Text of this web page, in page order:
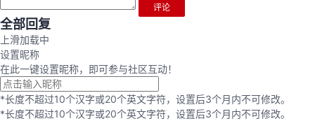
评论
全部回复
上滑加载中
设置昵称
在此一键设置昵称，即可参与社区互动！
*长度不超过10个汉字或20个英文字符，设置后3个月内不可修改。
*长度不超过10个汉字或20个英文字符，设置后3个月内不可修改。